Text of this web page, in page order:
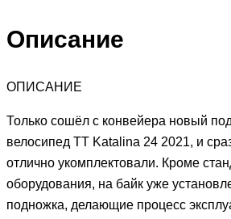
Описание
ОПИСАНИЕ
Только сошёл с конвейера новый
велосипед TT Katalina 24 2021, и
отлично укомплектовали. Кроме
оборудования, на байк уже
подножка, делающие процесс